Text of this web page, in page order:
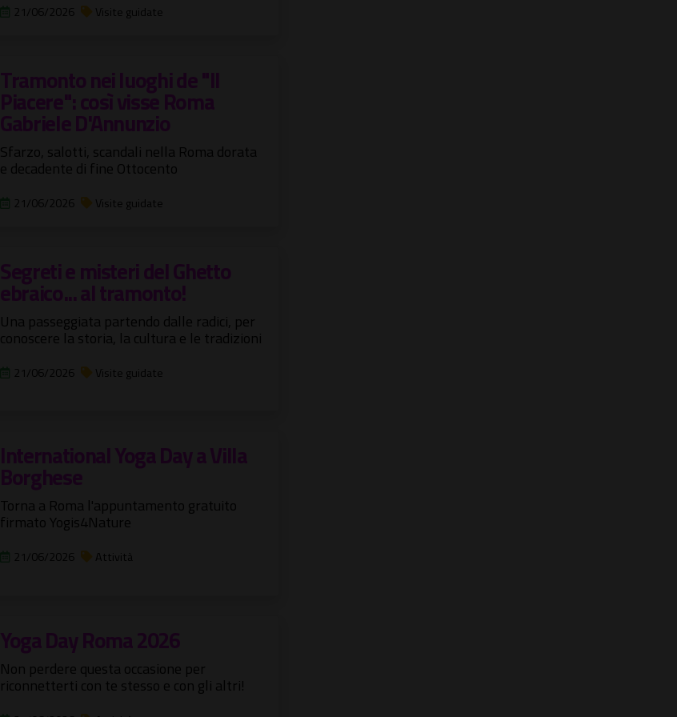
21/06/2026 Visite guidate
Tramonto nei luoghi de "Il
Piacere": così visse Roma
Gabriele D'Annunzio
Sfarzo, salotti, scandali nella Roma dorata
e decadente di fine Ottocento
21/06/2026 Visite guidate
Segreti e misteri del Ghetto
ebraico... al tramonto!
Una passeggiata partendo dalle radici, per
conoscere la storia, la cultura e le tradizioni
21/06/2026 Visite guidate
International Yoga Day a Villa
Borghese
Torna a Roma l'appuntamento gratuito
firmato Yogis4Nature
21/06/2026 Attività
Yoga Day Roma 2026
Non perdere questa occasione per
riconnetterti con te stesso e con gli altri!